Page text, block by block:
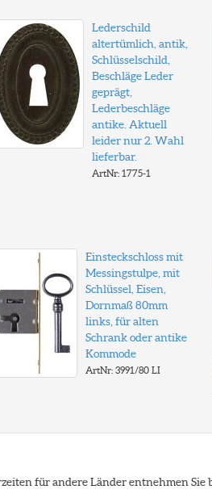
Lederschild
altertümlich, antik,
Schlüsselschild,
Beschläge Leder
geprägt,
Lederbeschläge
antike. Aktuell
leider nur 2. Wahl
lieferbar.
ArtNr: 1775-1
Einsteckschloss mit
Messingstulpe, mit
Schlüssel, Eisen,
Dornmaß 80mm
links, für alten
Schrank oder antike
Kommode
ArtNr: 3991/80 LI
für andere Länder entnehmen Sie